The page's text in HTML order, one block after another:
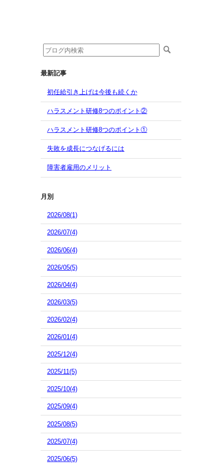
最新記事
初任給引き上げは今後も続くか
ハラスメント研修8つのポイント②
ハラスメント研修8つのポイント①
失敗を成長につなげるには
障害者雇用のメリット
月別
2026/08(1)
2026/07(4)
2026/06(4)
2026/05(5)
2026/04(4)
2026/03(5)
2026/02(4)
2026/01(4)
2025/12(4)
2025/11(5)
2025/10(4)
2025/09(4)
2025/08(5)
2025/07(4)
2025/06(5)